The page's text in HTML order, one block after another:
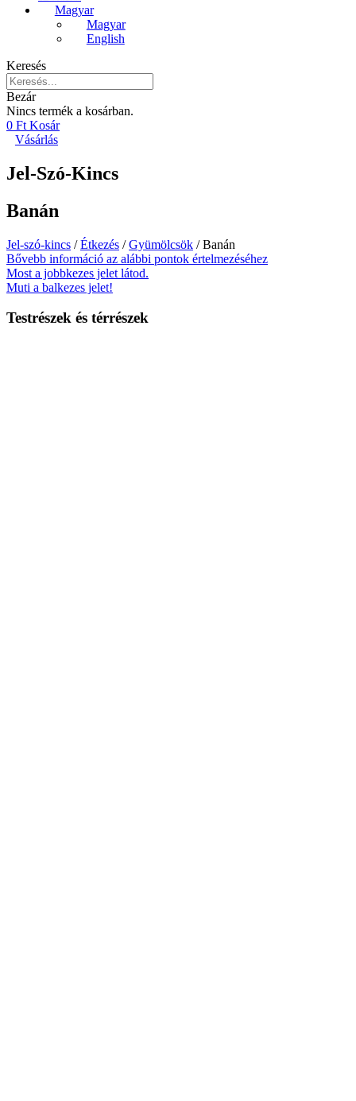
Magyar
Magyar
English
Keresés
Bezár
Nincs termék a kosárban.
0 Ft Kosár
Vásárlás
Jel-Szó-Kincs
Banán
Jel-szó-kincs /Étkezés /Gyümölcsök / Banán
Bővebb információ az alábbi pontok értelmezéséhez
Most a jobbkezes jelet látod.
Muti a balkezes jelet!
Testrészek és térrészek